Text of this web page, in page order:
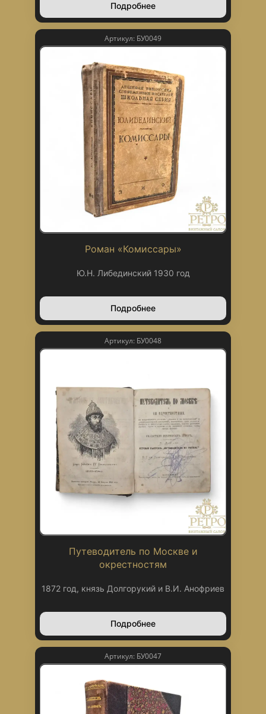
Подробнее
Артикул: БУ0049
Роман «Комиссары»
Ю.Н. Либединский 1930 год
Подробнее
Артикул: БУ0048
Путеводитель по Москве и
окрестностям
1872 год, князь Долгорукий и В.И. Анофриев
Подробнее
Артикул: БУ0047